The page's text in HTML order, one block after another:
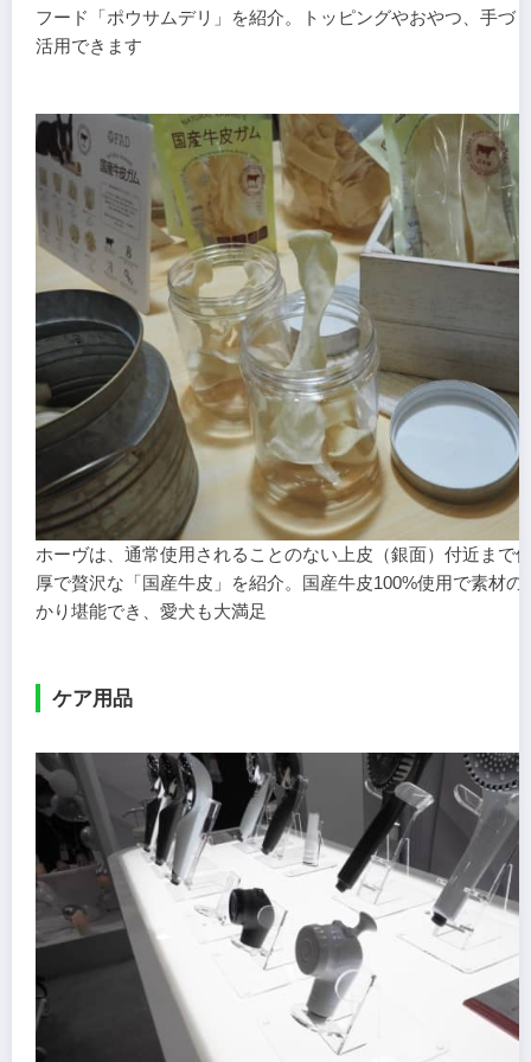
フード「ポウサムデリ」を紹介。トッピングやおやつ、手づ
活用できます
ホーヴは、通常使用されることのない上皮（銀面）付近まで
厚で贅沢な「国産牛皮」を紹介。国産牛皮100%使用で素材の
かり堪能でき、愛犬も大満足
ケア用品